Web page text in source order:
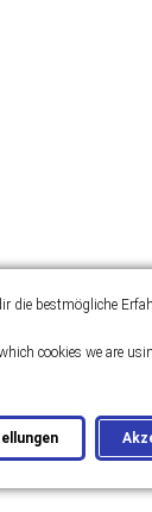
die bestmögliche
cookies we are